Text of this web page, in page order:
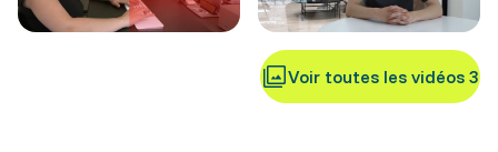
Voir toutes les vidéos 3